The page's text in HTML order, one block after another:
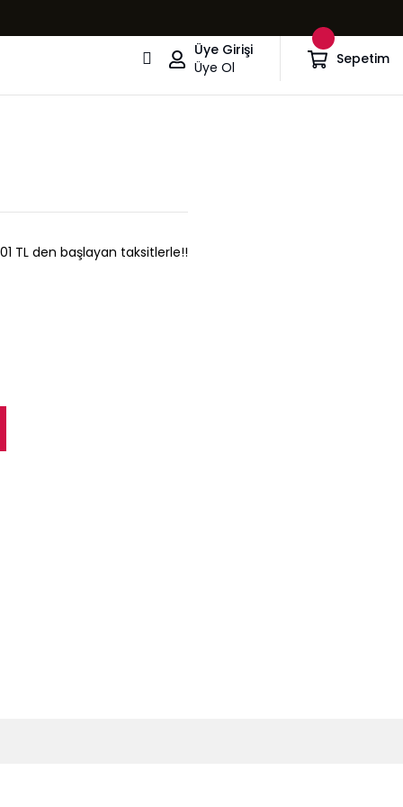
Üye Girişi
Üye Ol
Sepetim
TL den başlayan taksitlerle!!